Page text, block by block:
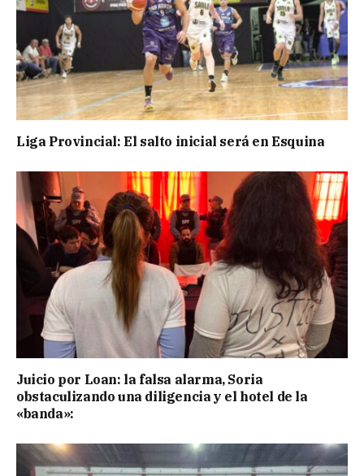
Liga Provincial: El salto inicial será en Esquina
Juicio por Loan: la falsa alarma, Soria
obstaculizando una diligencia y el hotel de la
«banda»: